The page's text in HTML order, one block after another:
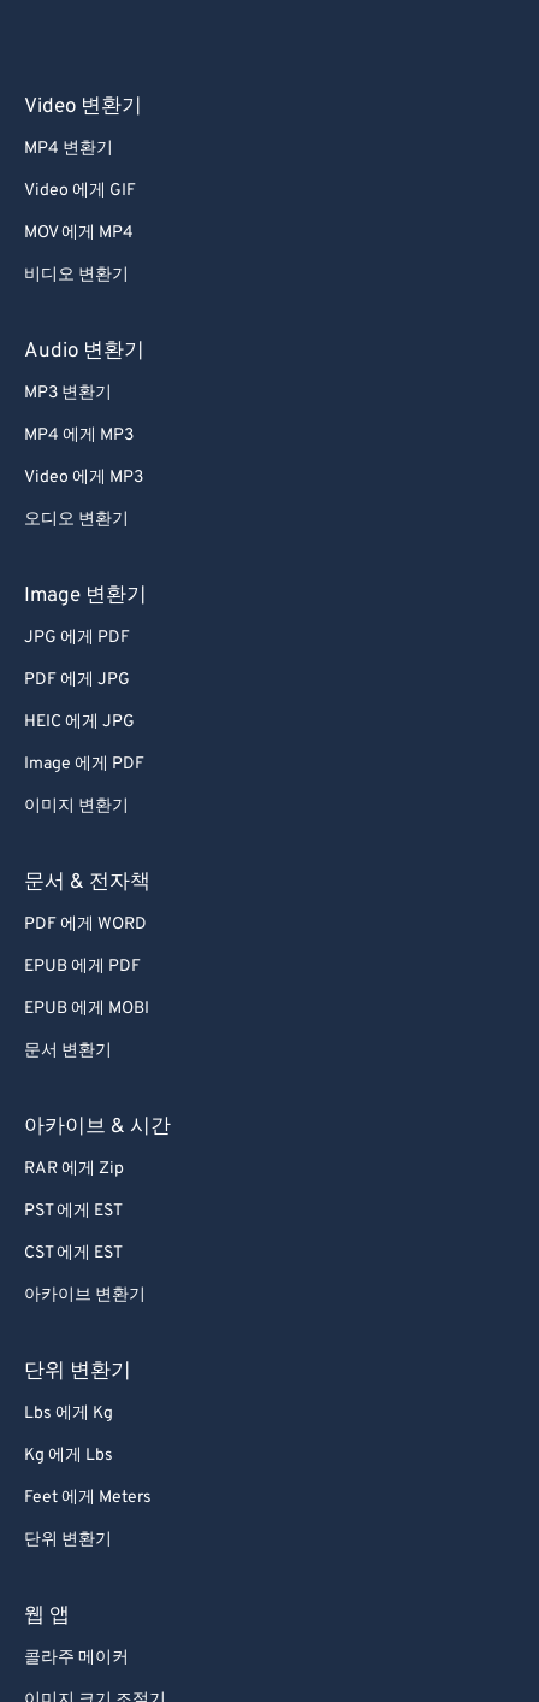
Video 변환기
MP4 변환기
Video 에게 GIF
MOV 에게 MP4
비디오 변환기
Audio 변환기
MP3 변환기
MP4 에게 MP3
Video 에게 MP3
오디오 변환기
Image 변환기
JPG 에게 PDF
PDF 에게 JPG
HEIC 에게 JPG
Image 에게 PDF
이미지 변환기
문서 & 전자책
PDF 에게 WORD
EPUB 에게 PDF
EPUB 에게 MOBI
문서 변환기
아카이브 & 시간
RAR 에게 Zip
PST 에게 EST
CST 에게 EST
아카이브 변환기
단위 변환기
Lbs 에게 Kg
Kg 에게 Lbs
Feet 에게 Meters
단위 변환기
웹 앱
콜라주 메이커